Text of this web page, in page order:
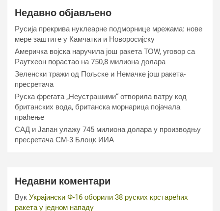
Недавно објављено
Русија прекрива нуклеарне подморнице мрежама: нове
мере заштите у Камчатки и Новоросијску
Америчка војска наручила још ракета ТОW, уговор са
Раyтхеон порастао на 750,8 милиона долара
Зеленски тражи од Пољске и Немачке још ракета-
пресретача
Руска фрегата „Неустрашими“ отворила ватру код
британских вода, британска морнарица појачала
праћење
САД и Јапан улажу 745 милиона долара у производњу
пресретача СМ-3 Блоцк ИИА
Недавни коментари
Вук Украјински Ф-16 оборили 38 руских крстарећих
ракета у једном нападу